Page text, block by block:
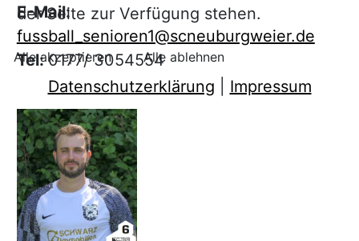
E-Mail:
fussball_senioren1@scneuburgweier.de
Tel:0177/ 3054554
der Seite zur Verfügung stehen.
Alle akzeptieren Alle ablehnen
Datenschutzerklärung Impressum